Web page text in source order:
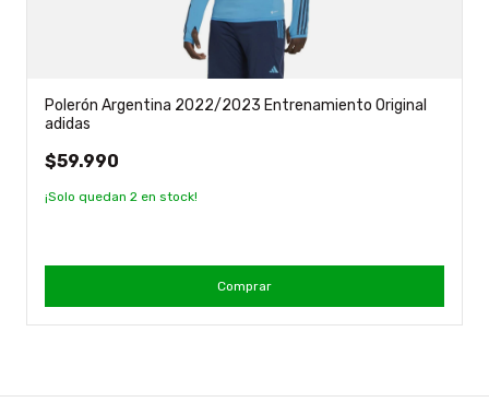
Polerón Argentina 2022/2023 Entrenamiento Original
adidas
$59.990
¡Solo quedan 2 en stock!
Comprar